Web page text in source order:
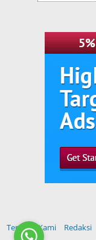
Tentang Kami Redaksi